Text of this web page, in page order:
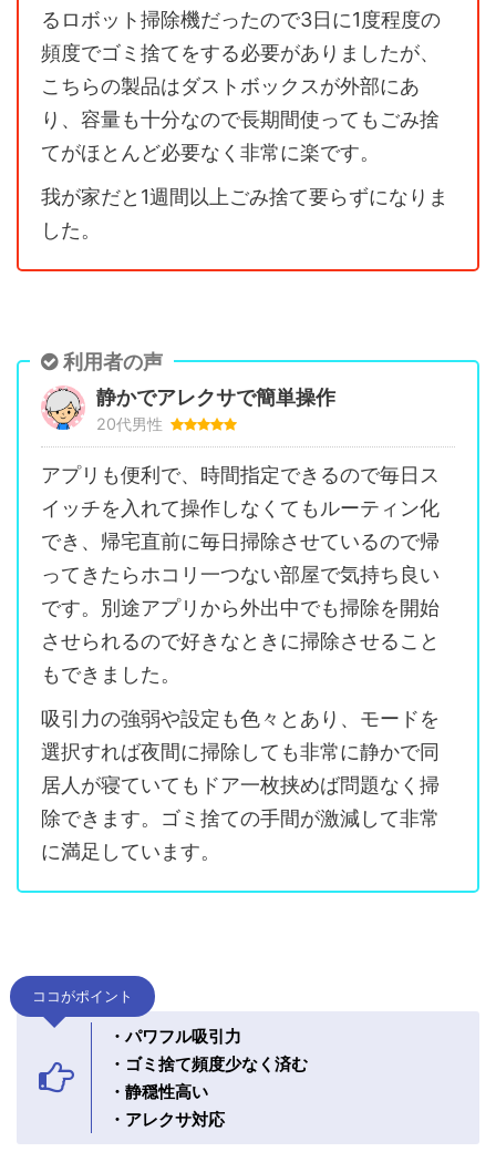
るロボット掃除機だったので3日に1度程度の
頻度でゴミ捨てをする必要がありましたが、
こちらの製品はダストボックスが外部にあ
り、容量も十分なので長期間使ってもごみ捨
てがほとんど必要なく非常に楽です。
我が家だと1週間以上ごみ捨て要らずになりま
した。
利用者の声
静かでアレクサで簡単操作
20代男性
アプリも便利で、時間指定できるので毎日ス
イッチを入れて操作しなくてもルーティン化
でき、帰宅直前に毎日掃除させているので帰
ってきたらホコリ一つない部屋で気持ち良い
です。別途アプリから外出中でも掃除を開始
させられるので好きなときに掃除させること
もできました。
吸引力の強弱や設定も色々とあり、モードを
選択すれば夜間に掃除しても非常に静かで同
居人が寝ていてもドア一枚挟めば問題なく掃
除できます。ゴミ捨ての手間が激減して非常
に満足しています。
ココがポイント
・パワフル吸引力
・ゴミ捨て頻度少なく済む
・静穏性高い
・アレクサ対応